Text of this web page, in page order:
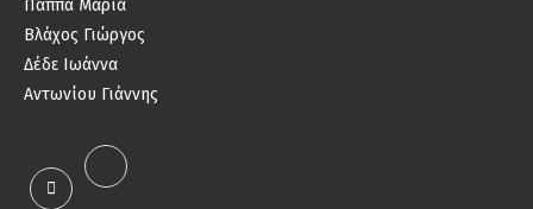
Παππά Μαρία
Βλάχος Γιώργος
Δέδε Ιωάννα
Αντωνίου Γιάννης